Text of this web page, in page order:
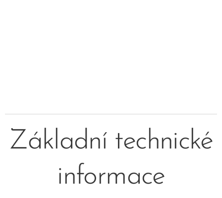
Základní technické
informace